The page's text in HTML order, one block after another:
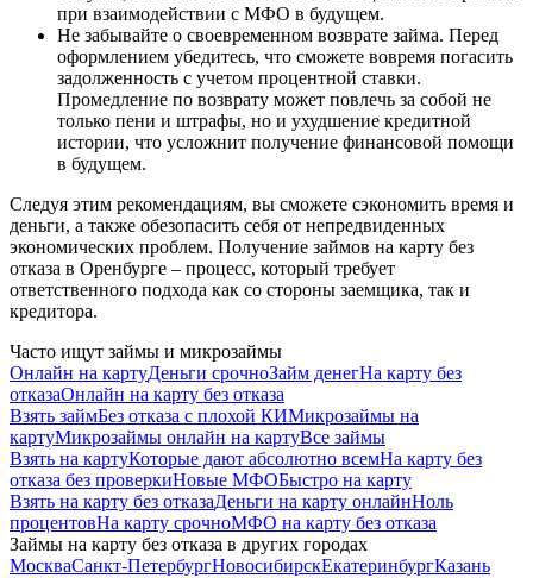
при взаимодействии с МФО в будущем.
Не забывайте о своевременном возврате займа. Перед
оформлением убедитесь, что сможете вовремя погасить
задолженность с учетом процентной ставки.
Промедление по возврату может повлечь за собой не
только пени и штрафы, но и ухудшение кредитной
истории, что усложнит получение финансовой помощи
в будущем.
Следуя этим рекомендациям, вы сможете сэкономить время и
деньги, а также обезопасить себя от непредвиденных
экономических проблем. Получение займов на карту без
отказа в Оренбурге – процесс, который требует
ответственного подхода как со стороны заемщика, так и
кредитора.
Часто ищут займы и микрозаймы
Онлайн на картуДеньги срочноЗайм денегНа карту без
отказаОнлайн на карту без отказа
Взять займБез отказа с плохой КИМикрозаймы на
картуМикрозаймы онлайн на картуВсе займы
Взять на картуКоторые дают абсолютно всемНа карту без
отказа без проверкиНовые МФОБыстро на карту
Взять на карту без отказаДеньги на карту онлайнНоль
процентовНа карту срочноМФО на карту без отказа
Займы на карту без отказа в других городах
МоскваСанкт-ПетербургНовосибирскЕкатеринбургКазань